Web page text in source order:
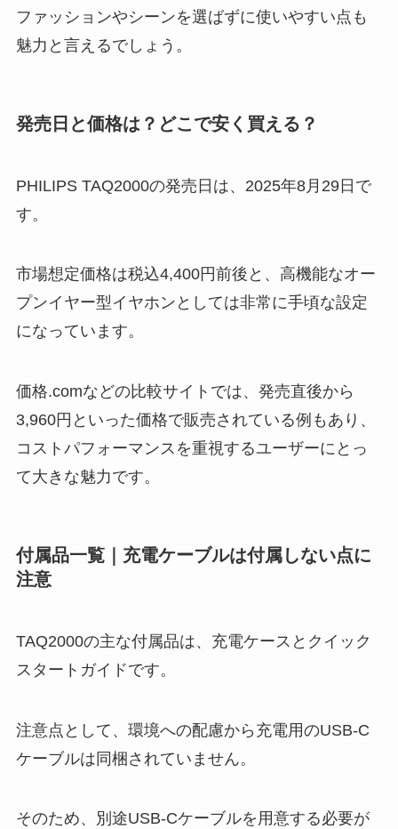
ファッションやシーンを選ばずに使いやすい点も
魅力と言えるでしょう。
発売日と価格は？どこで安く買える？
PHILIPS TAQ2000の発売日は、2025年8月29日で
す。
市場想定価格は税込4,400円前後と、高機能なオー
プンイヤー型イヤホンとしては非常に手頃な設定
になっています。
価格.comなどの比較サイトでは、発売直後から
3,960円といった価格で販売されている例もあり、
コストパフォーマンスを重視するユーザーにとっ
て大きな魅力です。
付属品一覧｜充電ケーブルは付属しない点に
注意
TAQ2000の主な付属品は、充電ケースとクイック
スタートガイドです。
注意点として、環境への配慮から充電用のUSB-C
ケーブルは同梱されていません。
そのため、別途USB-Cケーブルを用意する必要が